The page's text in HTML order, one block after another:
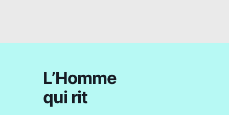
L’Homme
qui rit